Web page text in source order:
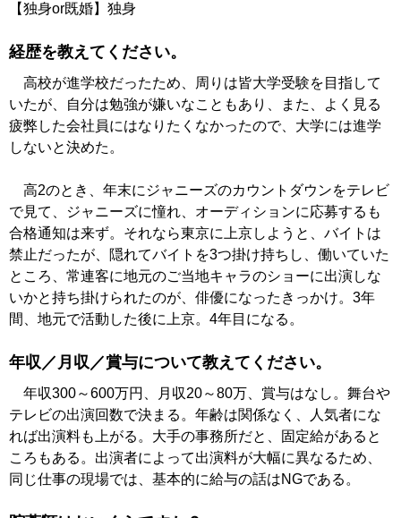
【独身or既婚】独身
経歴を教えてください。
高校が進学校だったため、周りは皆大学受験を目指して
いたが、自分は勉強が嫌いなこともあり、また、よく見る
疲弊した会社員にはなりたくなかったので、大学には進学
しないと決めた。
高2のとき、年末にジャニーズのカウントダウンをテレビ
で見て、ジャニーズに憧れ、オーディションに応募するも
合格通知は来ず。それなら東京に上京しようと、バイトは
禁止だったが、隠れてバイトを3つ掛け持ちし、働いていた
ところ、常連客に地元のご当地キャラのショーに出演しな
いかと持ち掛けられたのが、俳優になったきっかけ。3年
間、地元で活動した後に上京。4年目になる。
年収／月収／賞与について教えてください。
年収300～600万円、月収20～80万、賞与はなし。舞台や
テレビの出演回数で決まる。年齢は関係なく、人気者にな
れば出演料も上がる。大手の事務所だと、固定給があると
ころもある。出演者によって出演料が大幅に異なるため、
同じ仕事の現場では、基本的に給与の話はNGである。